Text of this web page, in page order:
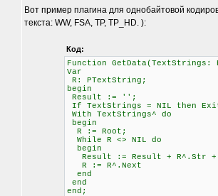
Вот пример плагина для однобайтовой
текста: WW, FSA, TP, TP_HD. ):
Код:
Function
Var
R: PTextString;
begin
Result := '';
If TextStrings = NIL then
With TextStrings^ do
begin
R := Root;
While R <> NIL do
begin
Result := Result + R^.Str +
R := R^.Next
end
end
end;